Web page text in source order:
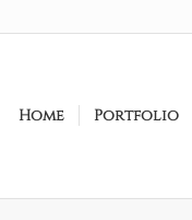
Home Portfolio